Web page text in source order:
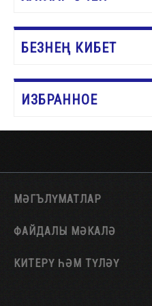
БЕЗНЕҢ КИБЕТ
ИЗБРАННОЕ
МӘГЪЛҮМАТЛАР
ФАЙДАЛЫ МӘКАЛӘ
КИТЕРҮ ҺӘМ ТҮЛӘҮ